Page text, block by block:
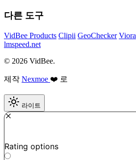
다른 도구
VidBee Products Clipii GeoChecker Viora
lmspeed.net
© 2026 VidBee.
제작 Nexmoe ❤️ 로
라이트
Rating options